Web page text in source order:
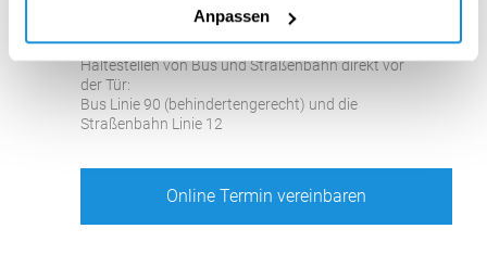
Anpassen
Telefax: (0341) 9 11 48 85
kontakt@studiomed.de
Haltestellen von Bus und Straßenbahn direkt vor
der Tür:
Bus Linie 90 (behindertengerecht) und die
Straßenbahn Linie 12
Online Termin vereinbaren